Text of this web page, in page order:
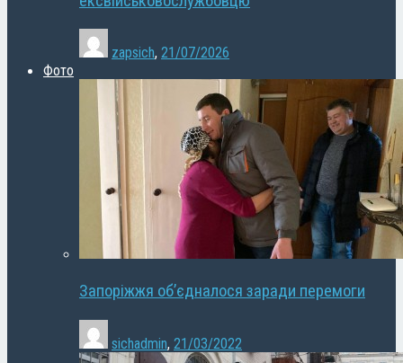
zapsich, 21/07/2026
Фото
Запоріжжя об’єдналося заради перемоги
sichadmin, 21/03/2022